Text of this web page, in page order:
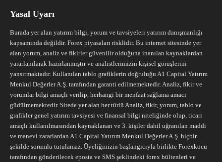
Yasal Uyarı
Burada yer alan yatırım bilgi, yorum ve tavsiyeleri yatırım danışmanlığı
kapsamında değildir. Forex piyasaları risklidir. Bu internet sitesinde yer
alan yorum, analiz ve fikirler güvenilir olduğuna inanılan kaynaklardan
yararlanılarak hazırlanmıştır ve analistlerimizin kişisel görüşlerini
yansıtmaktadır. Kullanılan tablo grafiklerin doğruluğu A1 Capital Yatırım
Menkul Değerler A.Ş. tarafından garanti edilmemektedir. Analiz, fikir ve
yorumlar bilgi amaçlı verilip, herhangi bir menfaat sağlama amacı
güdülmemektedir. Sitede yer alan her türlü Analiz, fikir, yorum, tablo ve
grafikler genel yatırım tavsiyesi ve finansal bilgi niteliğinde olup, ticari
amaçlı kullanılmasından kaynaklanan ve 3. kişiler dahil uğranılan maddi
ve manevi zararlardan A1 Capital Yatırım Menkul Değerler A.Ş. hiçbir
şekilde sorumlu tutulamaz. Üyeliğinizin başlangıcıyla birlikte Forexkocu
tarafından gönderilecek eposta ve SMS şeklindeki forex bültenleri ve